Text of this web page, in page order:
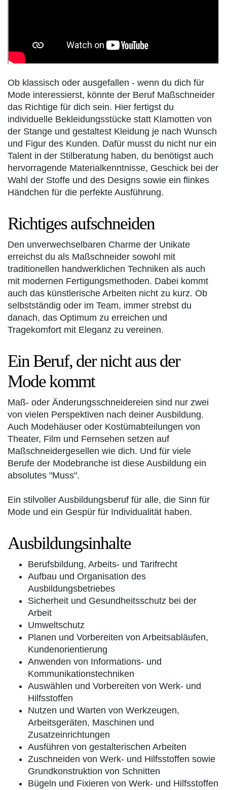
Ob klassisch oder ausgefallen - wenn du dich für
Mode interessierst, könnte der Beruf Maßschneider
das Richtige für dich sein. Hier fertigst du
individuelle Bekleidungsstücke statt Klamotten von
der Stange und gestaltest Kleidung je nach Wunsch
und Figur des Kunden. Dafür musst du nicht nur ein
Talent in der Stilberatung haben, du benötigst auch
hervorragende Materialkenntnisse, Geschick bei der
Wahl der Stoffe und des Designs sowie ein flinkes
Händchen für die perfekte Ausführung.
Richtiges aufschneiden
Den unverwechselbaren Charme der Unikate
erreichst du als Maßschneider sowohl mit
traditionellen handwerklichen Techniken als auch
mit modernen Fertigungsmethoden. Dabei kommt
auch das künstlerische Arbeiten nicht zu kurz. Ob
selbstständig oder im Team, immer strebst du
danach, das Optimum zu erreichen und
Tragekomfort mit Eleganz zu vereinen.
Ein Beruf, der nicht aus der
Mode kommt
Maß- oder Änderungsschneidereien sind nur zwei
von vielen Perspektiven nach deiner Ausbildung.
Auch Modehäuser oder Kostümabteilungen von
Theater, Film und Fernsehen setzen auf
Maßschneidergesellen wie dich. Und für viele
Berufe der Modebranche ist diese Ausbildung ein
absolutes "Muss".
Ein stilvoller Ausbildungsberuf für alle, die Sinn für
Mode und ein Gespür für Individualität haben.
Ausbildungsinhalte
Berufsbildung, Arbeits- und Tarifrecht
Aufbau und Organisation des
Ausbildungsbetriebes
Sicherheit und Gesundheitsschutz bei der
Arbeit
Umweltschutz
Planen und Vorbereiten von Arbeitsabläufen,
Kundenorientierung
Anwenden von Informations- und
Kommunikationstechniken
Auswählen und Vorbereiten von Werk- und
Hilfsstoffen
Nutzen und Warten von Werkzeugen,
Arbeitsgeräten, Maschinen und
Zusatzeinrichtungen
Ausführen von gestalterischen Arbeiten
Zuschneiden von Werk- und Hilfsstoffen sowie
Grundkonstruktion von Schnitten
Bügeln und Fixieren von Werk- und Hilfsstoffen